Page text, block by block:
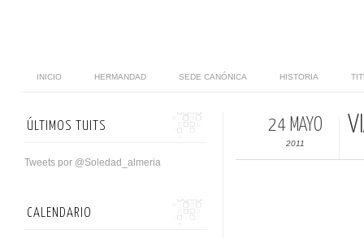
INICIO HERMANDAD SEDE CANÓNICA HISTORIA
24 MAYO
2011
ÚLTIMOS TUITS
Tweets por @Soledad_almeria
CALENDARIO